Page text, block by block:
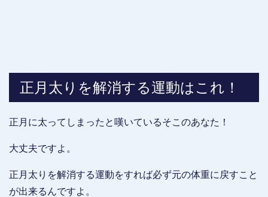
正月太りを解消する運動はこれ！
正月に太ってしまったと嘆いているそこのあなた！
大丈夫ですよ。
正月太りを解消する運動をすれば必ず元の体重に戻すこと
が出来るんですよ。